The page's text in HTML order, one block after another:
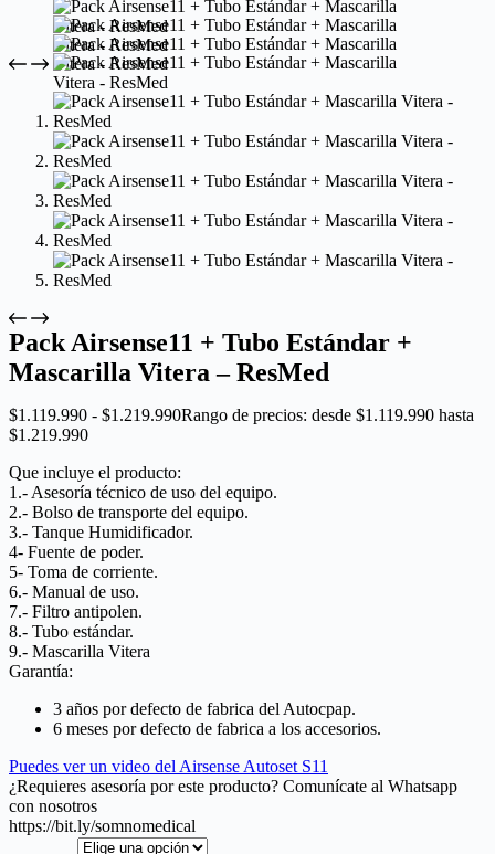
Pack Airsense11 + Tubo Estándar +
Mascarilla Vitera – ResMed
$1.119.990 - $1.219.990Rango de precios: desde $1.119.990 hasta
$1.219.990
Que incluye el producto:
1.- Asesoría técnico de uso del equipo.
2.- Bolso de transporte del equipo.
3.- Tanque Humidificador.
4- Fuente de poder.
5- Toma de corriente.
6.- Manual de uso.
7.- Filtro antipolen.
8.- Tubo estándar.
9.- Mascarilla Vitera
Garantía:
3 años por defecto de fabrica del Autocpap.
6 meses por defecto de fabrica a los accesorios.
Puedes ver un video del Airsense Autoset S11
¿Requieres asesoría por este producto? Comunícate al Whatsapp
con nosotros
https://bit.ly/somnomedical